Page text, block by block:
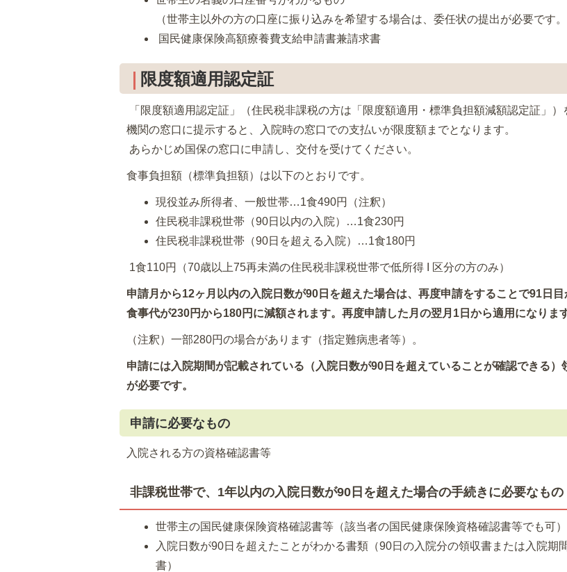
（世帯主以外の方の口座に振り込みを希望する場合は、委任状の提出が必要です。
国民健康保険高額療養費支給申請書兼請求書
限度額適用認定証
「限度額適用認定証」（住民税非課税の方は「限度額適用・標準負担額減額認定証」）
機関の窓口に提示すると、入院時の窓口での支払いが限度額までとなります。
あらかじめ国保の窓口に申請し、交付を受けてください。
食事負担額（標準負担額）は以下のとおりです。
現役並み所得者、一般世帯…1食490円（注釈）
住民税非課税世帯（90日以内の入院）…1食230円
住民税非課税世帯（90日を超える入院）…1食180円
1食110円（70歳以上75再未満の住民税非課税世帯で低所得 I 区分の方のみ）
申請月から12ヶ月以内の入院日数が90日を超えた場合は、再度申請をすることで91日目
食事代が230円から180円に減額されます。再度申請した月の翌月1日から適用になります
（注釈）一部280円の場合があります（指定難病患者等）。
申請には入院期間が記載されている（入院日数が90日を超えていることが確認できる）
が必要です。
申請に必要なもの
入院される方の資格確認書等
非課税世帯で、1年以内の入院日数が90日を超えた場合の手続きに必要なもの
世帯主の国民健康保険資格確認書等（該当者の国民健康保険資格確認書等でも可）
入院日数が90日を超えたことがわかる書類（90日の入院分の領収書または入院期
書）